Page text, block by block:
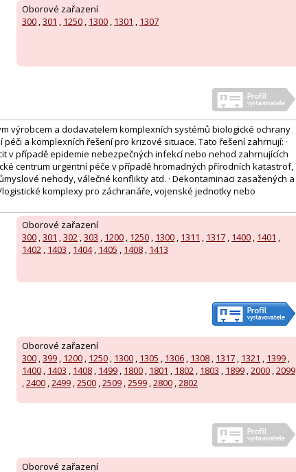
Oborové zařazení
300 ,301 , 1250 , 1300 , 1301 , 1307
výrobcem a dodavatelem komplexních systémů biologické ochrany
a komplexních řešení pro krizové situace. Tato řešení zahrnují: ·
v případě epidemie nebezpečných infekcí nebo nehod zahrnujících
centrum urgentní péče v případě hromadných přírodních katastrof,
nehody, válečné konflikty atd. · Dekontaminaci zasažených a
komplexy pro záchranáře, vojenské jednotky nebo
Oborové zařazení
300 ,301 ,302 ,303 , 1200 , 1250 , 1300 , 1311 , 1317 , 1400 , 1401 ,
1402 , 1403 , 1404, 1405 , 1408 , 1413
Oborové zařazení
300 ,399 , 1200 , 1250 , 1300 , 1305 , 1306 , 1308 , 1317 , 1321 , 1399 ,
1400 , 1403 , 1408 , 1499 , 1800 , 1801 , 1802 , 1803 , 1899 ,2000 ,2099
,2400 ,2499 ,2500 ,2509 ,2599 ,2800 ,2802
Oborové zařazení